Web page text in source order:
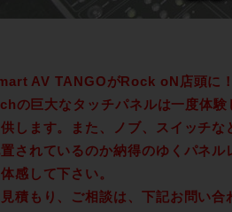
AV TANGOがRock oN店頭に
の巨大なタッチパネルは一度体
します。また、ノブ、スイッチ
されているのか納得のゆくパネ
感して下さい。
積もり、ご相談は、下記お問い